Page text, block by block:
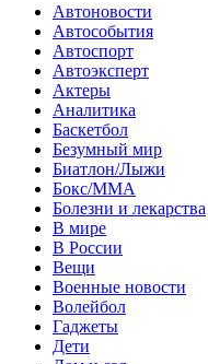
Автоновости
Автособытия
Автоспорт
Автоэксперт
Актеры
Аналитика
Баскетбол
Безумный мир
Биатлон/Лыжи
Бокс/MMA
Болезни и лекарства
В мире
В России
Вещи
Военные новости
Волейбол
Гаджеты
Дети